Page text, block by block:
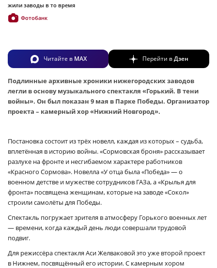
жили заводы в то время
Фотобанк
Читайте в MAX Перейти вДзен
Подлинные архивные хроники нижегородских заводов
легли в основу музыкального спектакля «Горький. В тени
войны». Он был показан 9 мая в Парке Победы. Организатор
проекта – камерный хор «Нижний Новгород».
Постановка состоит из трёх новелл, каждая из которых – судьба,
вплетённая в историю войны. «Сормовская броня» рассказывает
разлуке на фронте и несгибаемом характере работников
«Красного Сормова». Новелла «У отца была «Победа» — о
военном детстве и мужестве сотрудников ГАЗа, а «Крылья для
фронта» посвящена женщинам, которые на заводе «Сокол»
строили самолёты для Победы.
Спектакль погружает зрителя в атмосферу Горького военных лет
— времени, когда каждый день люди совершали трудовой
подвиг.
Для режиссёра спектакля Аси Желваковой это уже второй проект
в Нижнем, посвящённый его истории. С камерным хором